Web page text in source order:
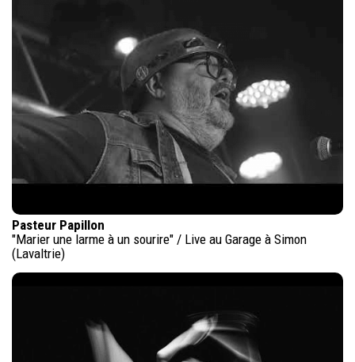
Pasteur Papillon
"Marier une larme à un sourire" / Live au Garage à Simon
(Lavaltrie)